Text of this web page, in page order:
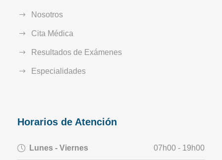
Nosotros
Cita Médica
Resultados de Exámenes
Especialidades
Horarios de Atención
Lunes - Viernes 07h00 - 19h00